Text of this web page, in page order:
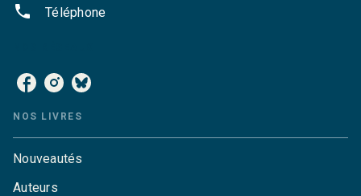
phone Téléphone
NOS LIVRES
Nouveautés
Auteurs